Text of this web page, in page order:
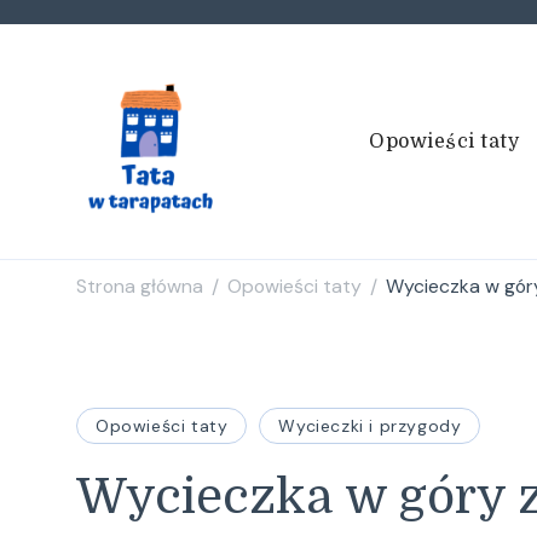
Tata w tarapatach
Opowieści taty
Strona główna / Opowieści taty / Wycieczka w
Opowieści taty Wycieczki i przygody
Wycieczka w góry